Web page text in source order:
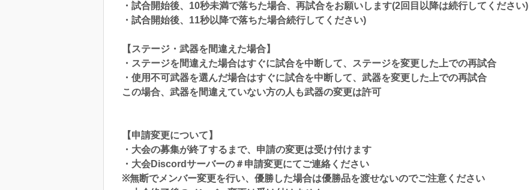
・試合開始後、10秒未満で落ちた場合、再試合をお願いします(2回目以降は続行してください)
・試合開始後、11秒以降で落ちた場合続行してください)
【ステージ・武器を間違えた場合】
・ステージを間違えた場合はすぐに試合を中断して、ステージを変更した上での再試合
・使用不可武器を選んだ場合はすぐに試合を中断して、武器を変更した上での再試合
この場合、武器を間違えていない方の人も武器の変更は許可
【申請変更について】
・大会の募集が終了するまで、申請の変更は受け付けます
・大会Discordサーバーの＃申請変更にてご連絡ください
※無断でメンバー変更を行い、優勝した場合は優勝品を渡せないのでご注意ください